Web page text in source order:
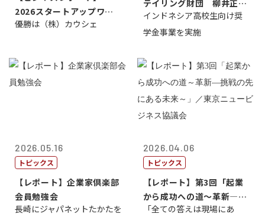
2026スタートアップワー
ルドカップ東京
優勝は（株）カウシェ
テイリング財団 柳井正
理事長
インドネシア高校生向け奨
学金事業を実施
2026.05.16
トピックス
【レポート】企業家倶楽部
会員勉強会
長崎にジャパネットたかたを
2026.04.06
トピックス
【レポート】第3回「起業
から成功への道～革新―挑
戦の先にある...
「全ての答えは現場にあ